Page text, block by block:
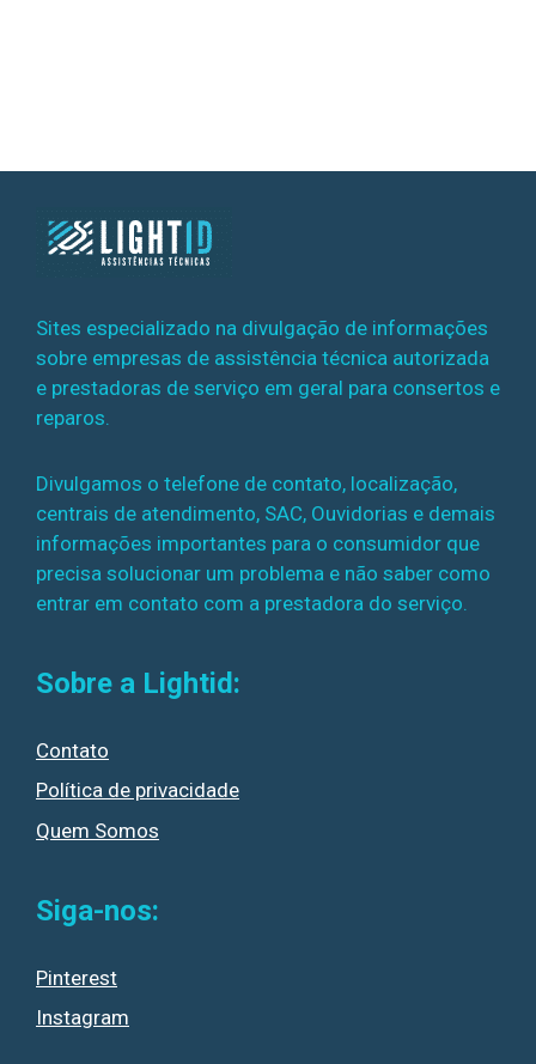
Sites especializado na divulgação de informações
sobre empresas de assistência técnica autorizada
e prestadoras de serviço em geral para consertos e
reparos.
Divulgamos o telefone de contato, localização,
centrais de atendimento, SAC, Ouvidorias e demais
informações importantes para o consumidor que
precisa solucionar um problema e não saber como
entrar em contato com a prestadora do serviço.
Sobre a Lightid:
Contato
Política de privacidade
Quem Somos
Siga-nos:
Pinterest
Instagram